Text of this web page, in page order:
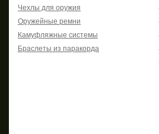
Чехлы для оружия
Оружейные ремни
Камуфляжные системы
Браслеты из паракорда